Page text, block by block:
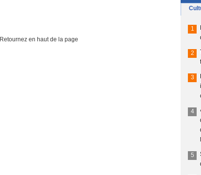
Retournez en haut de la page